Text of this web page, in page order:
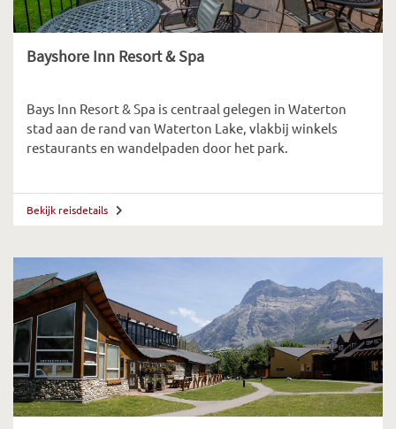
Bayshore Inn Resort & Spa
Bays Inn Resort & Spa is centraal gelegen in Waterton
stad aan de rand van Waterton Lake, vlakbij winkels
restaurants en wandelpaden door het park.
Bekijk reisdetails